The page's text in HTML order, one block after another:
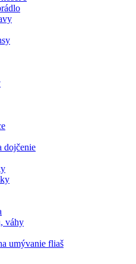
dojčenie
váhy
umývanie fliaš